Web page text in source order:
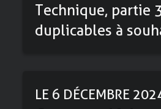
Technique, partie
duplicables à
LE 6 DÉCEMBRE